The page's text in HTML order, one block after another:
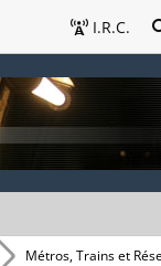
I.R.C.
Métros, Trains et